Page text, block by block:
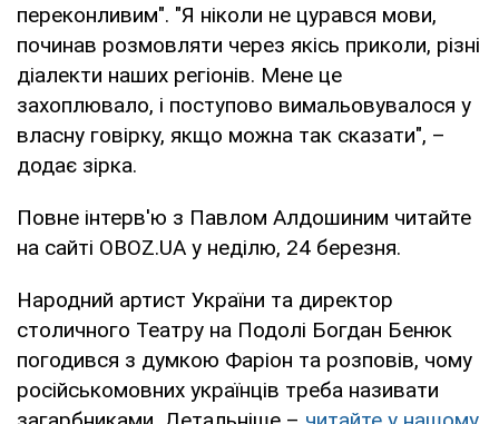
переконливим". "Я ніколи не цурався мови,
починав розмовляти через якісь приколи, різні
діалекти наших регіонів. Мене це
захоплювало, і поступово вимальовувалося у
власну говірку, якщо можна так сказати", –
додає зірка.
Повне інтерв'ю з Павлом Алдошиним читайте
на сайті OBOZ.UA у неділю, 24 березня.
Народний артист України та директор
столичного Театру на Подолі Богдан Бенюк
погодився з думкою Фаріон та розповів, чому
російськомовних українців треба називати